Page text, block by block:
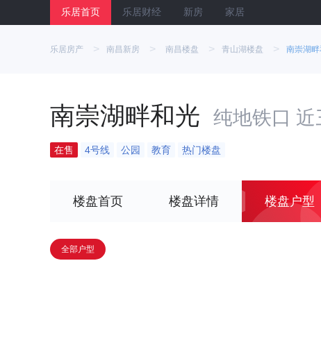
乐居首页 乐居财经 新房 家居
乐居房产 > 南昌新房 > 南昌楼盘 > 青山湖楼盘 > 南崇湖
南崇湖畔和光 纯地铁口
在售 4号线 公园 教育 热门楼盘
楼盘首页 楼盘详情 楼盘户型
全部户型